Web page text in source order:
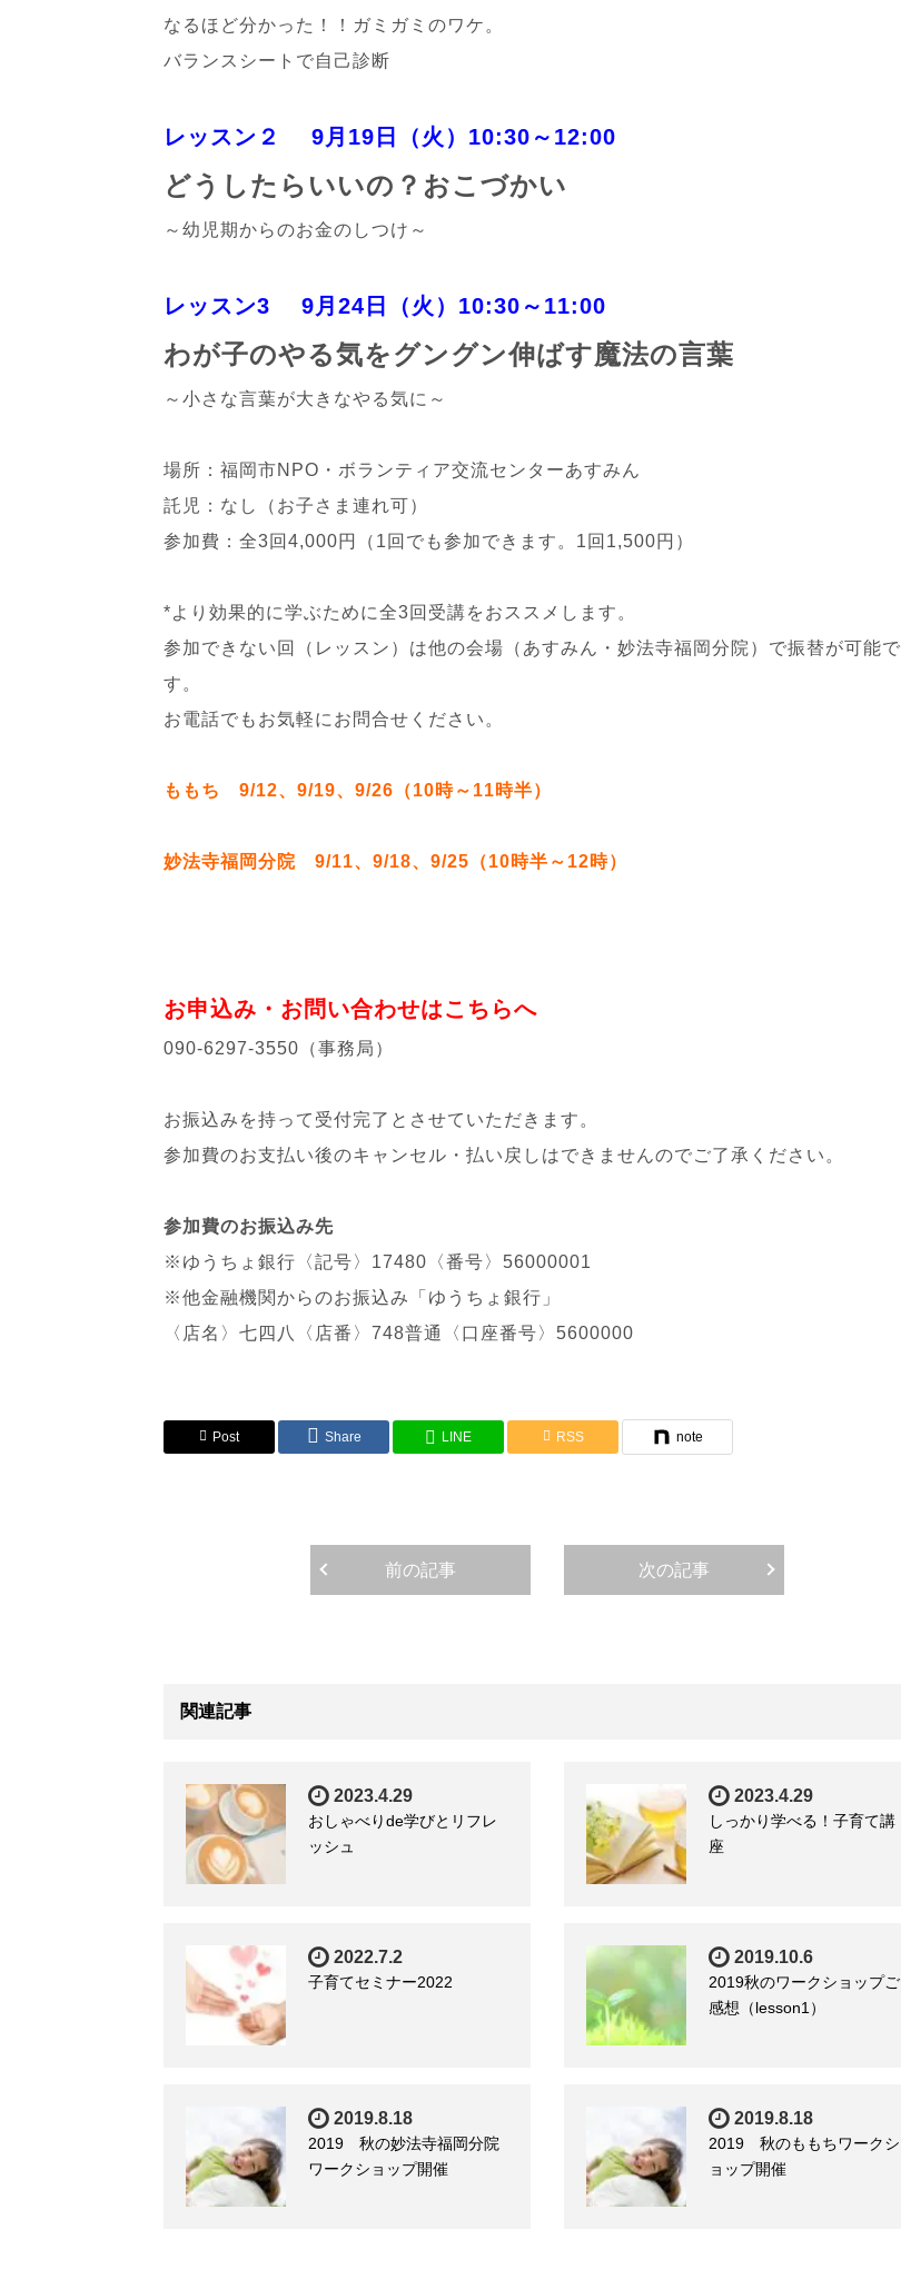
なるほど分かった！！ガミガミのワケ。
バランスシートで自己診断
レッスン２ 9月19日（火）10:30～12:00
どうしたらいいの？おこづかい
～幼児期からのお金のしつけ～
レッスン3 9月24日（火）10:30～11:00
わが子のやる気をグングン伸ばす魔法の言葉
～小さな言葉が大きなやる気に～
場所：福岡市NPO・ボランティア交流センターあすみん
託児：なし（お子さま連れ可）
参加費：全3回4,000円（1回でも参加できます。1回1,500円）
*より効果的に学ぶために全3回受講をおススメします。
参加できない回（レッスン）は他の会場（あすみん・妙法寺福岡分院）で振替が可能で
す。
お電話でもお気軽にお問合せください。
ももち 9/12、9/19、9/26（10時～11時半）
妙法寺福岡分院 9/11、9/18、9/25（10時半～12時）
お申込み・お問い合わせはこちらへ
090-6297-3550（事務局）
お振込みを持って受付完了とさせていただきます。
参加費のお支払い後のキャンセル・払い戻しはできませんのでご了承ください。
参加費のお振込み先
※ゆうちょ銀行〈記号〉17480〈番号〉56000001
※他金融機関からのお振込み「ゆうちょ銀行」
〈店名〉七四八〈店番〉748普通〈口座番号〉5600000
Post Share LINE RSS note
前の記事 次の記事
関連記事
2023.4.29
おしゃべりde学びとリフレ
ッシュ
2023.4.29
しっかり学べる！子育て講
座
2022.7.2
子育てセミナー2022
2019.10.6
2019秋のワークショップご
感想（lesson1）
2019.8.18
2019 秋の妙法寺福岡分院
ワークショップ開催
2019.8.18
2019 秋のももちワークシ
ョップ開催